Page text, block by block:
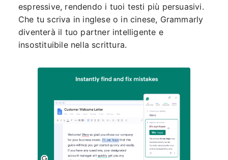
espressive, rendendo i tuoi testi più persuasivi.
Che tu scriva in inglese o in cinese, Grammarly
diventerà il tuo partner intelligente e
insostituibile nella scrittura.